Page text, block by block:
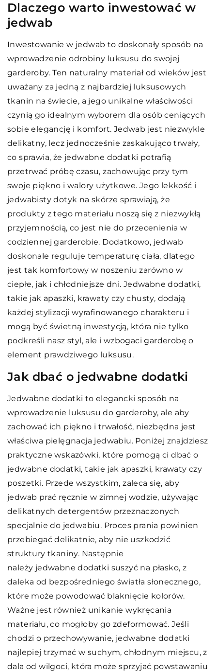
Dlaczego warto inwestować w
jedwab
Inwestowanie w jedwab to doskonały sposób na
wprowadzenie odrobiny luksusu do swojej
garderoby. Ten naturalny materiał od wieków jest
uważany za jedną z najbardziej luksusowych
tkanin na świecie, a jego unikalne właściwości
czynią go idealnym wyborem dla osób ceniących
sobie elegancję i komfort. Jedwab jest niezwykle
delikatny, lecz jednocześnie zaskakująco trwały,
co sprawia, że jedwabne dodatki potrafią
przetrwać próbę czasu, zachowując przy tym
swoje piękno i walory użytkowe. Jego lekkość i
jedwabisty dotyk na skórze sprawiają, że
produkty z tego materiału noszą się z niezwykłą
przyjemnością, co jest nie do przecenienia w
codziennej garderobie. Dodatkowo, jedwab
doskonale reguluje temperaturę ciała, dlatego
jest tak komfortowy w noszeniu zarówno w
ciepłe, jak i chłodniejsze dni. Jedwabne dodatki,
takie jak apaszki, krawaty czy chusty, dodają
każdej stylizacji wyrafinowanego charakteru i
mogą być świetną inwestycją, która nie tylko
podkreśli nasz styl, ale i wzbogaci garderobę o
element prawdziwego luksusu.
Jak dbać o jedwabne dodatki
Jedwabne dodatki to elegancki sposób na
wprowadzenie luksusu do garderoby, ale aby
zachować ich piękno i trwałość, niezbędna jest
właściwa pielęgnacja jedwabiu. Poniżej znajdziesz
praktyczne wskazówki, które pomogą ci dbać o
jedwabne dodatki, takie jak apaszki, krawaty czy
poszetki. Przede wszystkim, zaleca się, aby
jedwab prać ręcznie w zimnej wodzie, używając
delikatnych detergentów przeznaczonych
specjalnie do jedwabiu. Proces prania powinien
przebiegać delikatnie, aby nie uszkodzić
struktury tkaniny. Następnie
należy jedwabne dodatki suszyć na płasko, z
daleka od bezpośredniego światła słonecznego,
które może powodować blaknięcie kolorów.
Ważne jest również unikanie wykręcania
materiału, co mogłoby go zdeformować. Jeśli
chodzi o przechowywanie, jedwabne dodatki
najlepiej trzymać w suchym, chłodnym miejscu, z
dala od wilgoci, która może sprzyjać powstawaniu